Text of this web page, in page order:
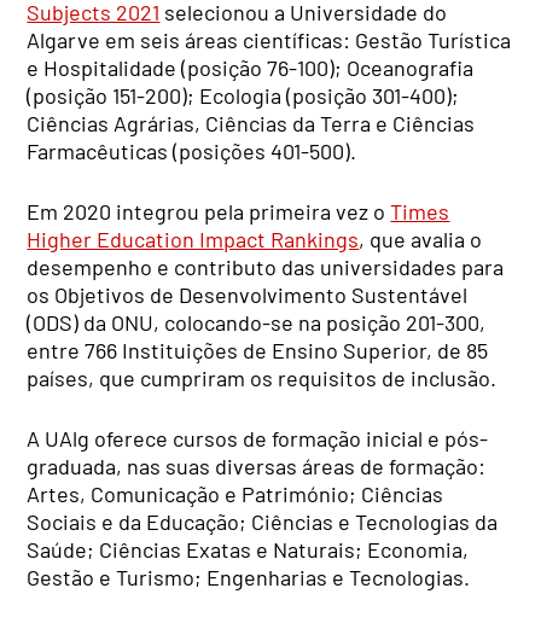
Subjects 2021 selecionou a Universidade do
Algarve em seis áreas científicas: Gestão Turística
e Hospitalidade (posição 76-100); Oceanografia
(posição 151-200); Ecologia (posição 301-400);
Ciências Agrárias, Ciências da Terra e Ciências
Farmacêuticas (posições 401-500).
Em 2020 integrou pela primeira vez oTimes
Higher Education Impact Rankings, que avalia o
desempenho e contributo das universidades para
os Objetivos de Desenvolvimento Sustentável
(ODS) da ONU, colocando-se na posição 201-300,
entre 766 Instituições de Ensino Superior, de 85
países, que cumpriram os requisitos de inclusão.
A UAlg oferece cursos de formação inicial e pós-
graduada, nas suas diversas áreas de formação:
Artes, Comunicação e Património; Ciências
Sociais e da Educação; Ciências e Tecnologias da
Saúde; Ciências Exatas e Naturais; Economia,
Gestão e Turismo; Engenharias e Tecnologias.